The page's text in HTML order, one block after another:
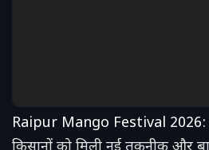
Raipur Mango Festival 2026: